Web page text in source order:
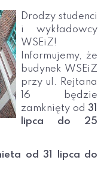
Drodzy studenci
i wykładowcy
WSEiZ!
Informujemy, że
budynek WSEiZ
przy ul. Rejtana
16 będzie
zamknięty od 31
lipca do 25
od 31 lipca do